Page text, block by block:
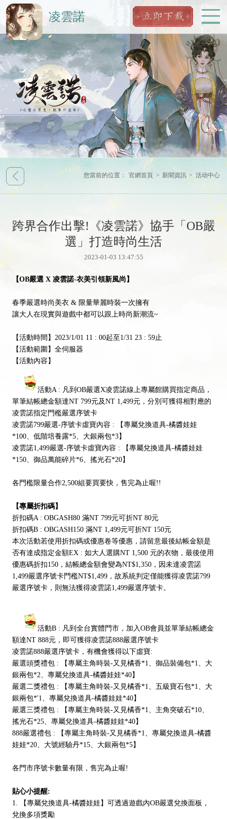
凌雲諾
您當前的位置： 官網首頁 > 新聞資訊 >活动中心
跨界合作出擊!《凌雲諾》協手「OB嚴
選」打造時尚生活
2023-01-03 13:47:55
【OB嚴選 X 凌雲諾-衣美引領新風尚】
春季嚴選時尚美衣 & 限量華麗時裝一次擁有
讓大人在現實與遊戲中都可以跟上時尚新潮流~
【活動時間】2023/1/01 11 : 00起至1/31 23 : 59止
【活動範圍】全伺服器
【活動內容】
活動A : 凡到OB嚴選X凌雲諾線上專屬館購買指定商品，
單筆結帳總金額達NT 799元及NT 1,499元，分別可獲得相對應的
凌雲諾指定門檻嚴選序號卡
凌雲諾799嚴選-序號卡虛寶內容 : 【專屬兌換道具-橘醬娃娃
*100、低階培養露*5、大銀兩包*3】
凌雲諾1,499嚴選-序號卡虛寶內容 : 【專屬兌換道具-橘醬娃娃
*150、御品萬能碎片*6、搖光石*20】
各門檻限量合作2,500組要買要快，售完為止喔!!
【專屬折扣碼】
折扣碼A : OBGASH80 滿NT 799元可折NT 80元
折扣碼B : OBGASH150 滿NT 1,499元可折NT 150元
本次活動若使用折扣碼或優惠卷等優惠，請留意最後結帳金額是
否有達成指定金額EX : 如大人選購NT 1,500 元的衣物，最後使用
優惠碼折扣150，結帳總金額會變為NT$1,350，因未達凌雲諾
1,499嚴選序號卡門檻NT$1,499，故系統判定僅能獲得凌雲諾799
嚴選序號卡，則無法獲得凌雲諾1,499嚴選序號卡。
活動B : 凡到全台實體門市，加入OB會員並單筆結帳總金
額達NT 888元，即可獲得凌雲諾888嚴選序號卡
凌雲諾888嚴選序號卡，有機會獲得以下虛寶:
嚴選頭獎禮包 : 【專屬主角時裝-又見橘香*1、御品裝備包*1、大
銀兩包*2、專屬兌換道具-橘醬娃娃*40】
嚴選二獎禮包 : 【專屬主角時裝-又見橘香*1、五級寶石包*1、大
銀兩包*'1、專屬兌換道具-橘醬娃娃*40】
嚴選三獎禮包 : 【專屬主角時裝-又見橘香*1、主角突破石*10、
搖光石*25、專屬兌換道具-橘醬娃娃*40】
888嚴選禮包 : 【專屬主角時裝-又見橘香*1、專屬兌換道具-橘醬
娃娃*20、大號經驗丹*15、大銀兩包*5】
各門市序號卡數量有限，售完為止喔!
貼心小提醒:
1. 【專屬兌換道具-橘醬娃娃】可透過遊戲內OB嚴選兌換面板，
兌換多項獎勵